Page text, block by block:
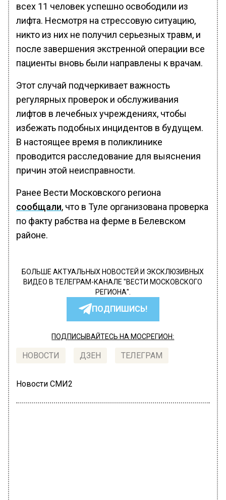
всех 11 человек успешно освободили из
лифта. Несмотря на стрессовую ситуацию,
никто из них не получил серьезных травм, и
после завершения экстренной операции все
пациенты вновь были направлены к врачам.
Этот случай подчеркивает важность
регулярных проверок и обслуживания
лифтов в лечебных учреждениях, чтобы
избежать подобных инцидентов в будущем.
В настоящее время в поликлинике
проводится расследование для выяснения
причин этой неисправности.
Ранее Вести Московского региона
сообщали, что в Туле организована проверка
по факту рабства на ферме в Белевском
районе.
БОЛЬШЕ АКТУАЛЬНЫХ НОВОСТЕЙ И ЭКСКЛЮЗИВНЫХ
ВИДЕО В ТЕЛЕГРАМ-КАНАЛЕ "ВЕСТИ МОСКОВСКОГО
РЕГИОНА".
ПОДПИШИСЬ!
ПОДПИСЫВАЙТЕСЬ НА МОСРЕГИОН:
НОВОСТИ ДЗЕН ТЕЛЕГРАМ
Новости СМИ2